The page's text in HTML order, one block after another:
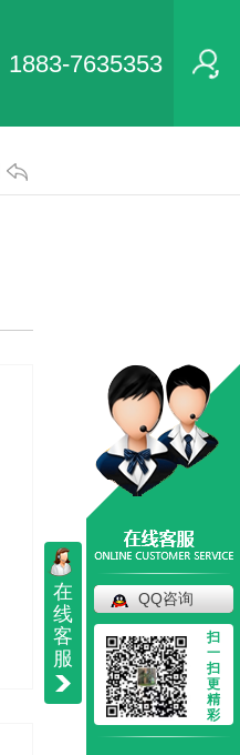
1883-7635353
在
线
客
服
QQ咨询
扫
一
扫
更
精
彩